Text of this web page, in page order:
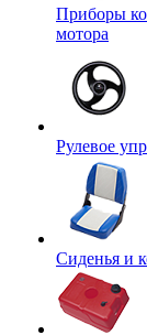
Приборы
мотора
Рулевое
Сиденья и